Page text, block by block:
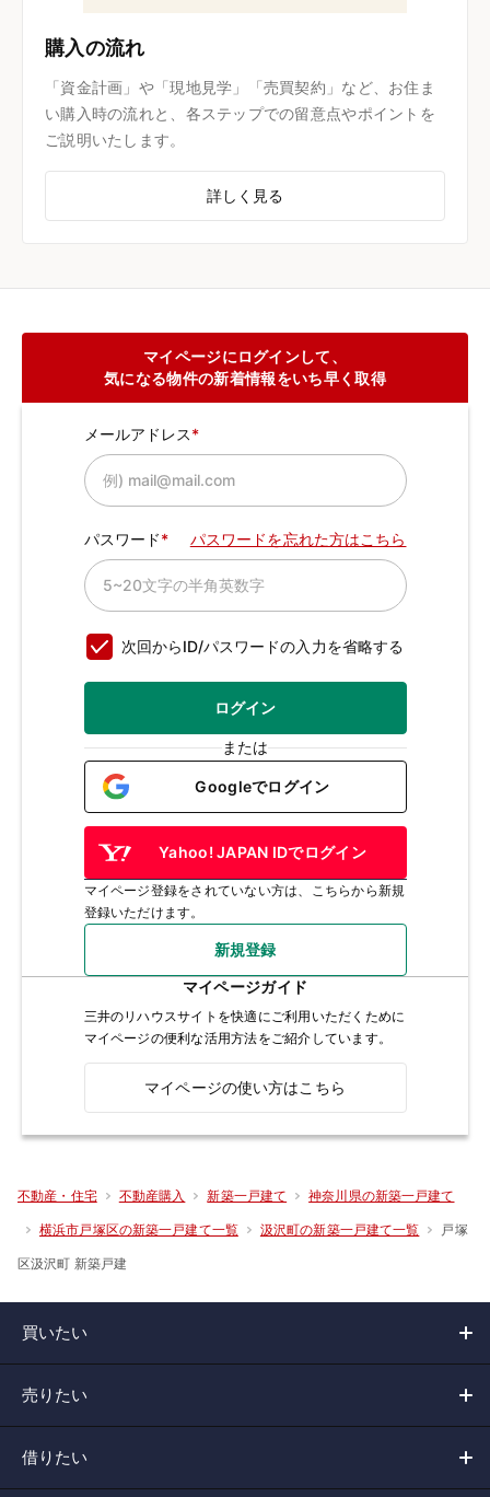
購入の流れ
「資金計画」や「現地見学」「売買契約」など、お住ま
い購入時の流れと、各ステップでの留意点やポイントを
ご説明いたします。
詳しく見る
マイページにログインして、
気になる物件の新着情報をいち早く取得
メールアドレス
パスワード パスワードを忘れた方はこちら
次回からID/パスワードの入力を省略する
ログイン
または
Googleでログイン
Yahoo! JAPAN IDでログイン
マイページ登録をされていない方は、こちらから新規
登録いただけます。
新規登録
マイページガイド
三井のリハウスサイトを快適にご利用いただくために
マイページの便利な活用方法をご紹介しています。
マイページの使い方はこちら
不動産・住宅 不動産購入 新築一戸建て 神奈川県の新築一戸建て
横浜市戸塚区の新築一戸建て一覧 汲沢町の新築一戸建て一覧 戸塚
区汲沢町 新築戸建
買いたい
売りたい
借りたい